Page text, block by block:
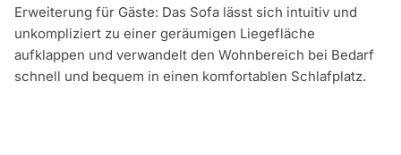
Erweiterung für Gäste: Das Sofa lässt sich intuitiv und
unkompliziert zu einer geräumigen Liegefläche
aufklappen und verwandelt den Wohnbereich bei Bedarf
schnell und bequem in einen komfortablen Schlafplatz.